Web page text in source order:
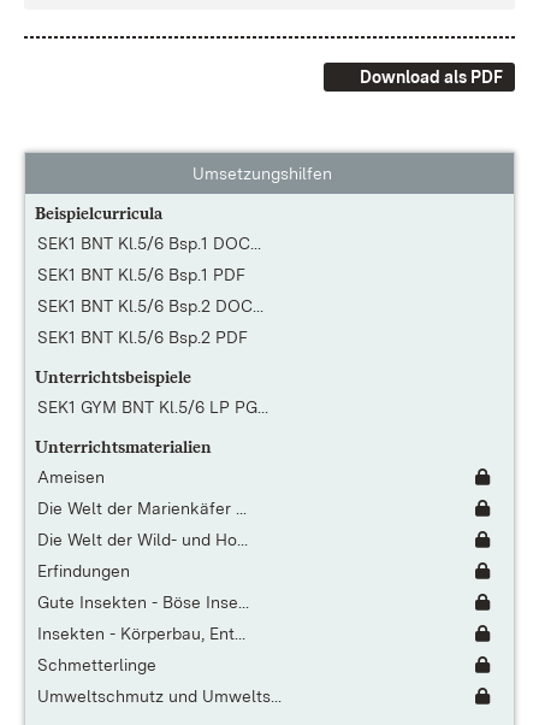
Download als PDF
Umsetzungshilfen
Beispielcurricula
SEK1 BNT Kl.5/6 Bsp.1 DOC...
SEK1 BNT Kl.5/6 Bsp.1 PDF
SEK1 BNT Kl.5/6 Bsp.2 DOC...
SEK1 BNT Kl.5/6 Bsp.2 PDF
Unterrichtsbeispiele
SEK1 GYM BNT Kl.5/6 LP PG...
Unterrichtsmaterialien
Ameisen
Die Welt der Marienkäfer ...
Die Welt der Wild- und Ho...
Erfindungen
Gute Insekten - Böse Inse...
Insekten - Körperbau, Ent...
Schmetterlinge
Umweltschmutz und Umwelts...